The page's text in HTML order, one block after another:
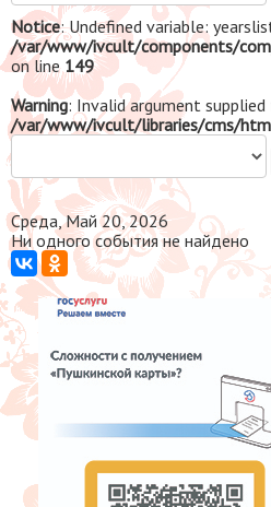
Notice: Undefined variable:
/var/www/ivcult/components/
on line 149
Warning: Invalid argument
/var/www/ivcult/libraries/cms/
Среда, Май 20, 2026
Ни одного события не найдено